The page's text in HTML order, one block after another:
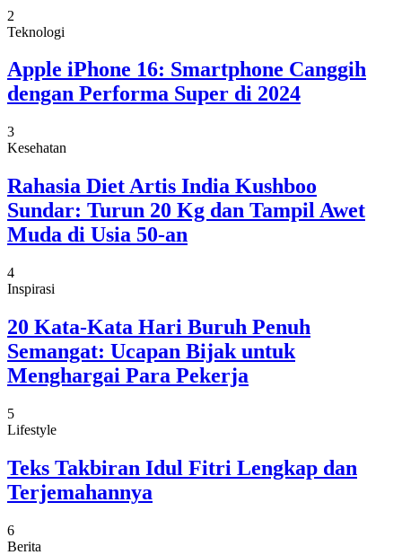
2
Teknologi
Apple iPhone 16: Smartphone Canggih
dengan Performa Super di 2024
3
Kesehatan
Rahasia Diet Artis India Kushboo
Sundar: Turun 20 Kg dan Tampil Awet
Muda di Usia 50-an
4
Inspirasi
20 Kata-Kata Hari Buruh Penuh
Semangat: Ucapan Bijak untuk
Menghargai Para Pekerja
5
Lifestyle
Teks Takbiran Idul Fitri Lengkap dan
Terjemahannya
6
Berita